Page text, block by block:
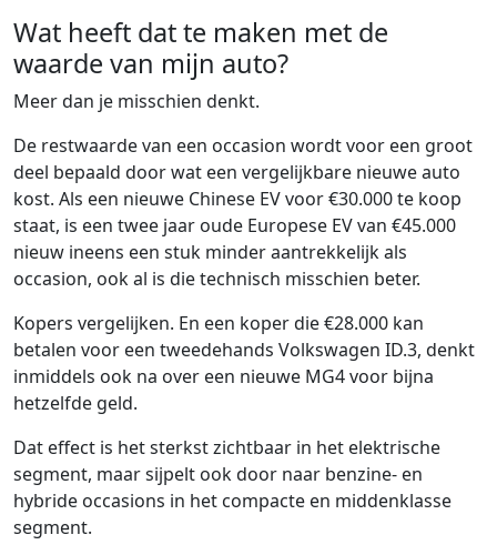
Wat heeft dat te maken met de
waarde van mijn auto?
Meer dan je misschien denkt.
De restwaarde van een occasion wordt voor een groot
deel bepaald door wat een vergelijkbare nieuwe auto
kost. Als een nieuwe Chinese EV voor €30.000 te koop
staat, is een twee jaar oude Europese EV van €45.000
nieuw ineens een stuk minder aantrekkelijk als
occasion, ook al is die technisch misschien beter.
Kopers vergelijken. En een koper die €28.000 kan
betalen voor een tweedehands Volkswagen ID.3, denkt
inmiddels ook na over een nieuwe MG4 voor bijna
hetzelfde geld.
Dat effect is het sterkst zichtbaar in het elektrische
segment, maar sijpelt ook door naar benzine- en
hybride occasions in het compacte en middenklasse
segment.